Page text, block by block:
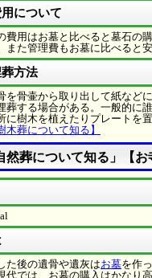
について
費用はお墓と比べると墓石の
また管理費もお墓に比べると安
方法
を骨壷から取り出して紙など
葬する場合がある。一般的に
に樹木を植えたりプレートを置
葬について知る】
然葬について知る」【お
た後の遺骨や遺灰はお墓を作
代では、お墓の購入はかなり